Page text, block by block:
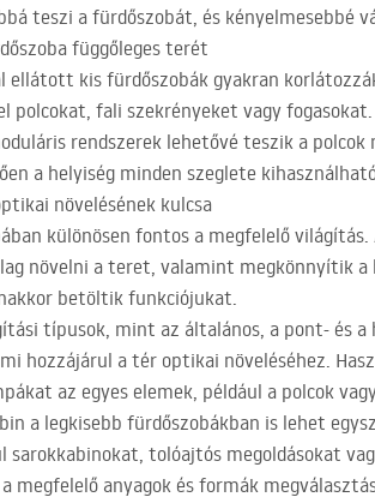
teszi a fürdőszobát, és kényelmesebbé
függőleges terét
ellátott kis fürdőszobák gyakran
polcokat, fali szekrényeket vagy
rendszerek lehetővé teszik a
a helyiség minden szeglete
növelésének kulcsa
különösen fontos a megfelelő
növelni a teret, valamint megkönnyítik
betöltik funkciójukat.
típusok, mint az általános, a pont- és
hozzájárul a tér optikai növeléséhez.
az egyes elemek, például a polcok
a legkisebb fürdőszobákban is lehet
sarokkabinokat, tolóajtós megoldásokat
megfelelő anyagok és formák